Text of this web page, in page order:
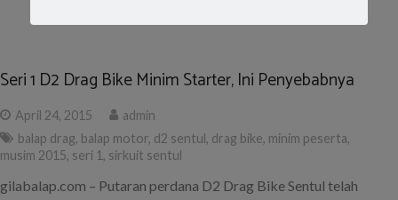
Seri 1 D2 Drag Bike Minim Starter, Ini Penyebabnya
April 24, 2015
admin
balap drag, balap motor, d2 sentul, drag bike, minim peserta,
musim 2015, seri 1 , sirkuit sentul
gilabalap.com – Putaran perdana D2 Drag Bike Sentul telah